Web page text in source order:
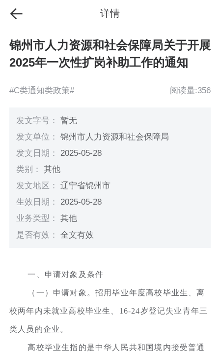
详情
锦州市人力资源和社会保障局关于开展
2025年一次性扩岗补助工作的通知
#C类通知类政策# 阅读量:356
发文字号：暂无
发文单位：锦州市人力资源和社会保障局
发文日期： 2025-05-28
类别：其他
发文地区：辽宁省锦州市
生效日期： 2025-05-28
业务类型：其他
是否有效：全文有效
一、申请对象及条件
（一）申请对象。招用毕业年度高校毕业生、离
校两年内未就业高校毕业生、16-24岁登记失业青年三
类人员的企业。
高校毕业生指的是中华人民共和国境内接受普通